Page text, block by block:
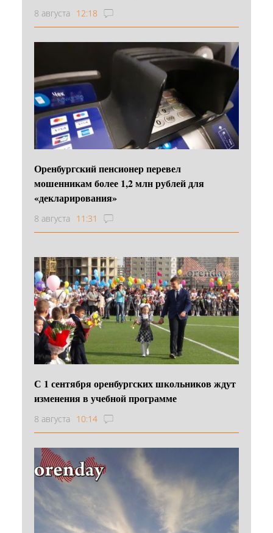
8 августа 12:18
Оренбургский пенсионер перевел
мошенникам более 1,2 млн рублей для
«декларирования»
8 августа 11:31
С 1 сентября оренбургских школьников ждут
изменения в учебной программе
8 августа 10:14